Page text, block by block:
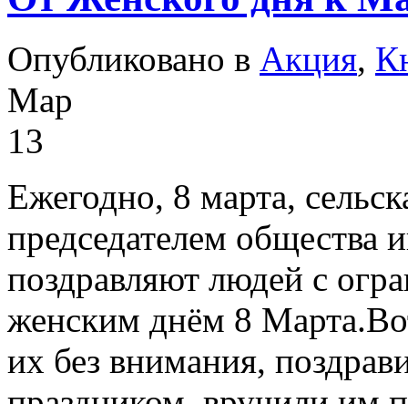
Опубликовано в Акция,
Мар
13
Ежегодно, 8 марта,
председателем
поздравляют людей с
женским днём 8
их без внимания,